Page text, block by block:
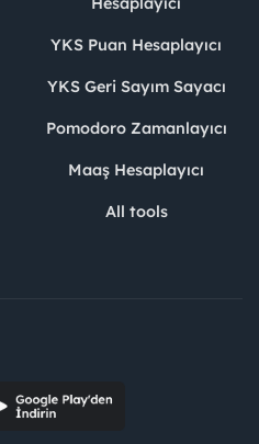
YKS Puan Hesaplayıcı
YKS Geri Sayım Sayacı
Pomodoro Zamanlayıcı
Maaş Hesaplayıcı
All tools